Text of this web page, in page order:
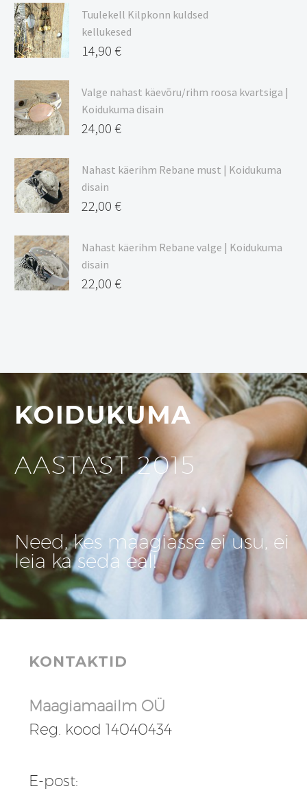
9,00 €
kuni
20,44 €
Tuulekell Kilpkonn kuldsed
kellukesed
14,90 €
Valge nahast käevõru/rihm roosa kvartsiga |
Koidukuma disain
24,00 €
Nahast käerihm Rebane must | Koidukuma
disain
22,00 €
Nahast käerihm Rebane valge | Koidukuma
disain
22,00 €
KOIDUKUMA
AASTAST 2015
Need, kes maagiasse ei usu, ei
leia ka seda eal!
KONTAKTID
Maagiamaailm OÜ
Reg. kood 14040434
E-post: